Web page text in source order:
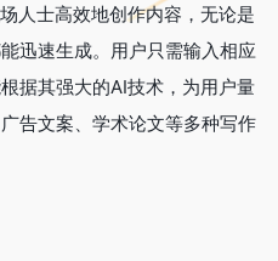
人士高效地创作内容，无论是
迅速生成。用户只需输入相应
据其强大的AI技术，为用户量
告文案、学术论文等多种写作